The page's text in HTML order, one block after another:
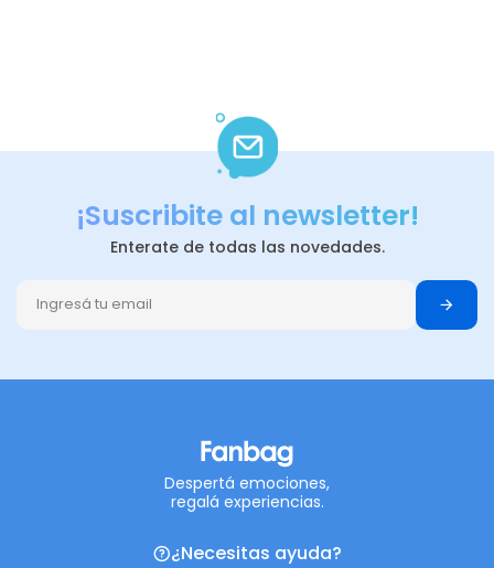
¡Suscribite al newsletter!
Enterate de todas las novedades.
Despertá emociones,
regalá experiencias.
¿Necesitas ayuda?